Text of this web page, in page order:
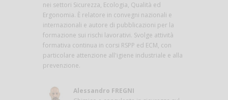
nei settori Sicurezza, Ecologia, Qualità ed
Ergonomia. È relatore in convegni nazionali e
internazionali e autore di pubblicazioni per la
formazione sui rischi lavorativi. Svolge attività
formativa continua in corsi RSPP ed ECM, con
particolare attenzione all'igiene industriale e alla
prevenzione.
Alessandro FREGNI